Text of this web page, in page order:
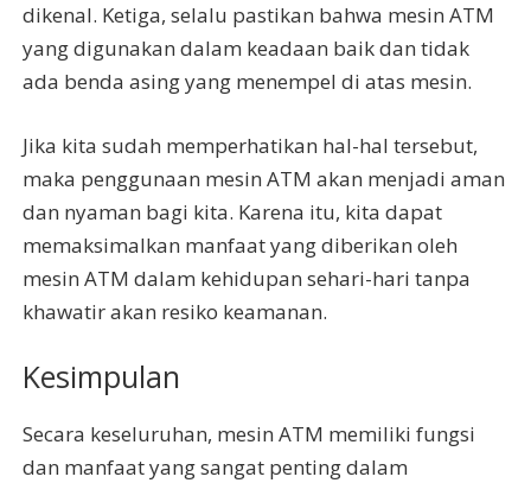
dikenal. Ketiga, selalu pastikan bahwa mesin ATM
yang digunakan dalam keadaan baik dan tidak
ada benda asing yang menempel di atas mesin.
Jika kita sudah memperhatikan hal-hal tersebut,
maka penggunaan mesin ATM akan menjadi aman
dan nyaman bagi kita. Karena itu, kita dapat
memaksimalkan manfaat yang diberikan oleh
mesin ATM dalam kehidupan sehari-hari tanpa
khawatir akan resiko keamanan.
Kesimpulan
Secara keseluruhan, mesin ATM memiliki fungsi
dan manfaat yang sangat penting dalam